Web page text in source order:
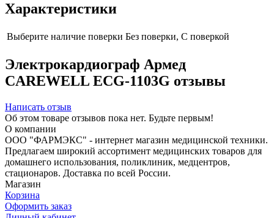
Характеристики
Выберите наличие поверки Без поверки, С поверкой
Электрокардиограф Армед
CAREWELL ECG-1103G отзывы
Написать отзыв
Об этом товаре отзывов пока нет. Будьте первым!
О компании
ООО "ФАРМЭКС" - интернет магазин медицинской техники.
Предлагаем широкий ассортимент медицинских товаров для
домашнего использования, поликлиник, медцентров,
стационаров. Доставка по всей России.
Магазин
Корзина
Оформить заказ